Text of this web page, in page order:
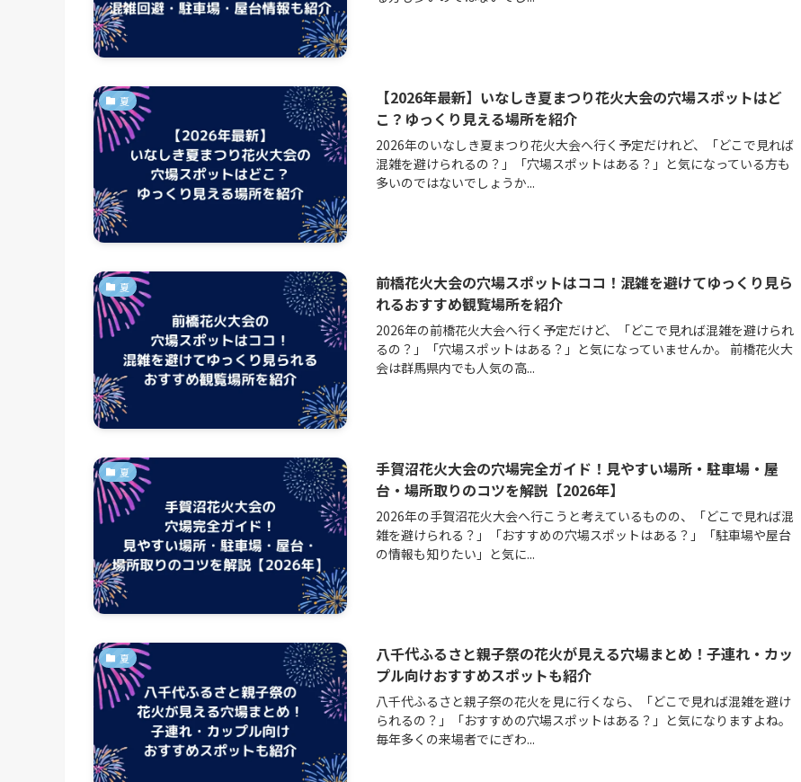
夏
【2026年最新】いなしき夏まつり花火大会の穴場スポットはど
こ？ゆっくり見える場所を紹介
2026年のいなしき夏まつり花火大会へ行く予定だけれど、「どこで見れば
混雑を避けられるの？」「穴場スポットはある？」と気になっている方も
多いのではないでしょうか...
夏
前橋花火大会の穴場スポットはココ！混雑を避けてゆっくり見ら
れるおすすめ観覧場所を紹介
2026年の前橋花火大会へ行く予定だけど、「どこで見れば混雑を避けられ
るの？」「穴場スポットはある？」と気になっていませんか。 前橋花火大
会は群馬県内でも人気の高...
夏
手賀沼花火大会の穴場完全ガイド！見やすい場所・駐車場・屋
台・場所取りのコツを解説【2026年】
2026年の手賀沼花火大会へ行こうと考えているものの、「どこで見れば混
雑を避けられる？」「おすすめの穴場スポットはある？」「駐車場や屋台
の情報も知りたい」と気に...
夏
八千代ふるさと親子祭の花火が見える穴場まとめ！子連れ・カッ
プル向けおすすめスポットも紹介
八千代ふるさと親子祭の花火を見に行くなら、「どこで見れば混雑を避け
られるの？」「おすすめの穴場スポットはある？」と気になりますよね。
毎年多くの来場者でにぎわ...